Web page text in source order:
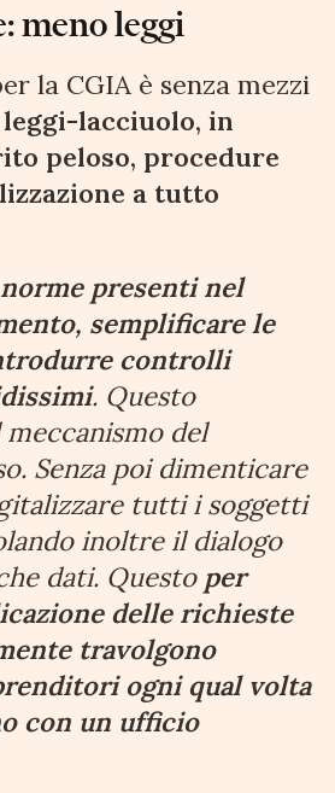
meno leggi
la CGIA è senza mezzi
lacciuolo, in
peloso, procedure
a tutto
presenti nel
semplificare le
controlli
. Questo
del
Senza poi dimenticare
tutti i soggetti
inoltre il dialogo
dati. Questo per
delle richieste
travolgono
ogni qual volta
con un ufficio